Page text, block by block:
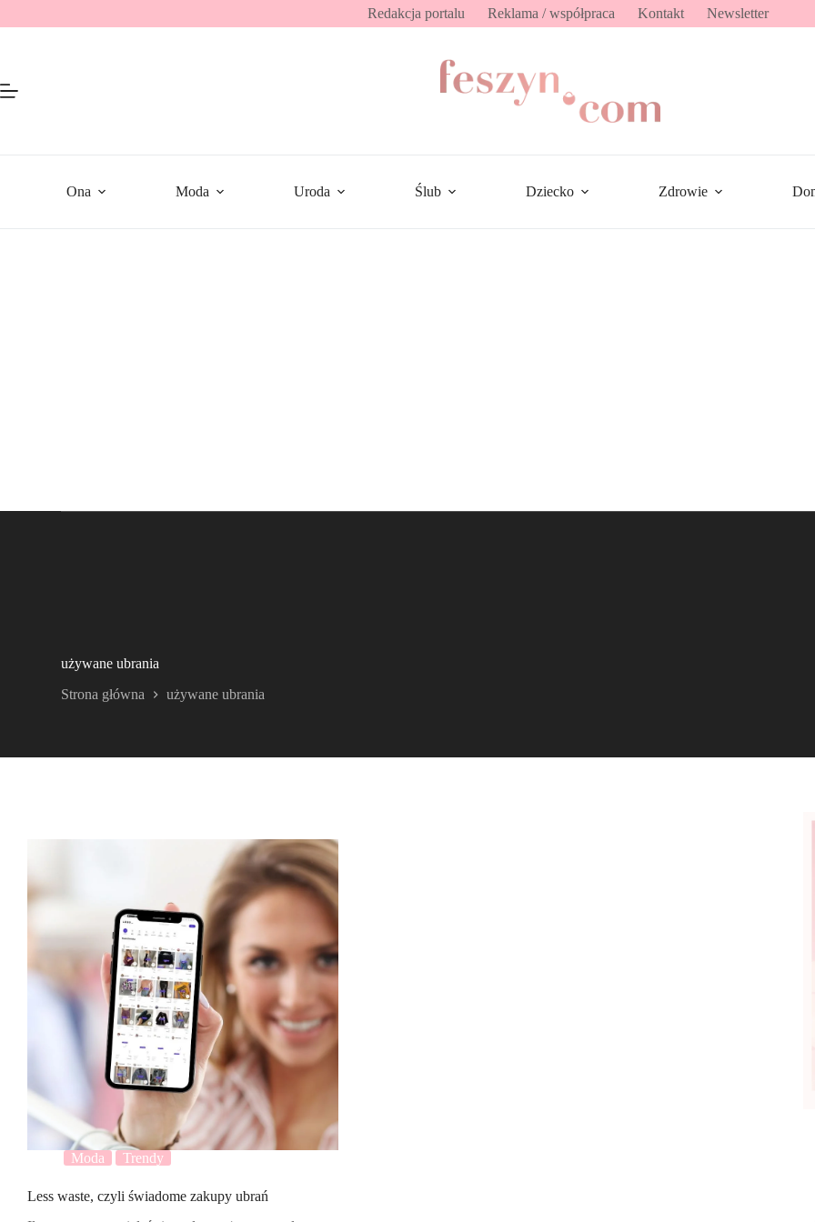
Redakcja portalu Reklama / współpraca Kontakt Newsletter
Ona Moda Uroda Ślub Dziecko Zdrowie
używane ubrania
Strona główna używane ubrania
Moda Trendy
Less waste, czyli świadome zakupy ubrań